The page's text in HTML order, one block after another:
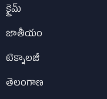
క్రైమ్
జాతీయం
టెక్నాలజీ
తెలంగాణ